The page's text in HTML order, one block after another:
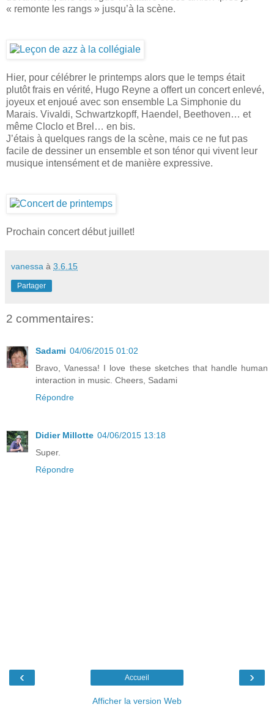
« remonte les rangs » jusqu’à la scène.
Hier, pour célébrer le printemps alors que le temps était
plutôt frais en vérité, Hugo Reyne a offert un concert enlevé,
joyeux et enjoué avec son ensemble La Simphonie du
Marais. Vivaldi, Schwartzkopff, Haendel, Beethoven… et
même Cloclo et Brel… en bis.
J’étais à quelques rangs de la scène, mais ce ne fut pas
facile de dessiner un ensemble et son ténor qui vivent leur
musique intensément et de manière expressive.
Prochain concert début juillet!
vanessa à 3.6.15
Partager
2 commentaires:
Sadami 04/06/2015 01:02
Bravo, Vanessa! I love these sketches that handle human
interaction in music. Cheers, Sadami
Répondre
Didier Millotte 04/06/2015 13:18
Super.
Répondre
‹ ›
Accueil
Afficher la version Web